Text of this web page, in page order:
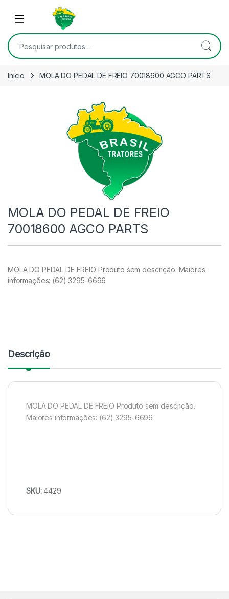
Skip to navigation
Open
Pesquisar por:
Início MOLA DO PEDAL DE FREIO 70018600 AGCO PARTS
MOLA DO PEDAL DE FREIO
70018600 AGCO PARTS
MOLA DO PEDAL DE FREIO Produto sem descrição. Maiores
informações: (62) 3295-6696
Descrição
MOLA DO PEDAL DE FREIO Produto sem descrição.
Maiores informações: (62) 3295-6696
SKU:4429